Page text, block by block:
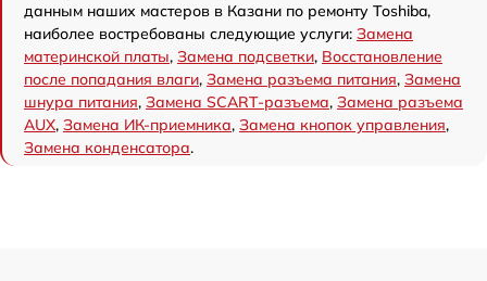
данным наших мастеров в Казани по ремонту Toshiba,
наиболее востребованы следующие услуги: Замена
материнской платы, Замена подсветки, Восстановление
после попадания влаги, Замена разъема питания, Замена
шнура питания, Замена SCART-разъема, Замена разъема
AUX, Замена ИК-приемника, Замена кнопок управления,
Замена конденсатора.